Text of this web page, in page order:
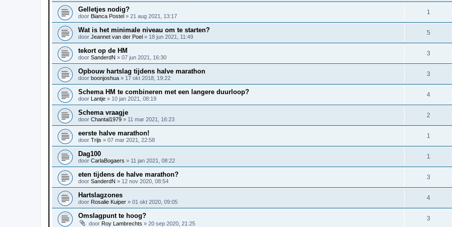
Gelletjes nodig?
door Bianca Postel » 21 aug 2021, 13:17
1
Wat is het minimale niveau om te starten?
door Jeannet van der Poel » 18 jun 2021, 11:49
5
tekort op de HM
door SanderdN » 07 jun 2021, 16:30
3
Opbouw hartslag tijdens halve marathon
door boonjoshua » 17 okt 2018, 19:22
3
Schema HM te combineren met een langere duurloop?
door Lantje » 10 jan 2021, 08:19
4
Schema vraagje
door Chantal1979 » 11 mar 2021, 16:23
2
eerste halve marathon!
door Trijs » 07 mar 2021, 22:58
1
Dag100
door CarlaBogaers » 11 jan 2021, 08:22
1
eten tijdens de halve marathon?
door SanderdN » 12 nov 2020, 08:54
3
Hartslagzones
door Rosalie Kuiper » 01 okt 2020, 09:05
4
Omslagpunt te hoog?
door Roy Lambrechts » 20 sep 2020, 21:25
3